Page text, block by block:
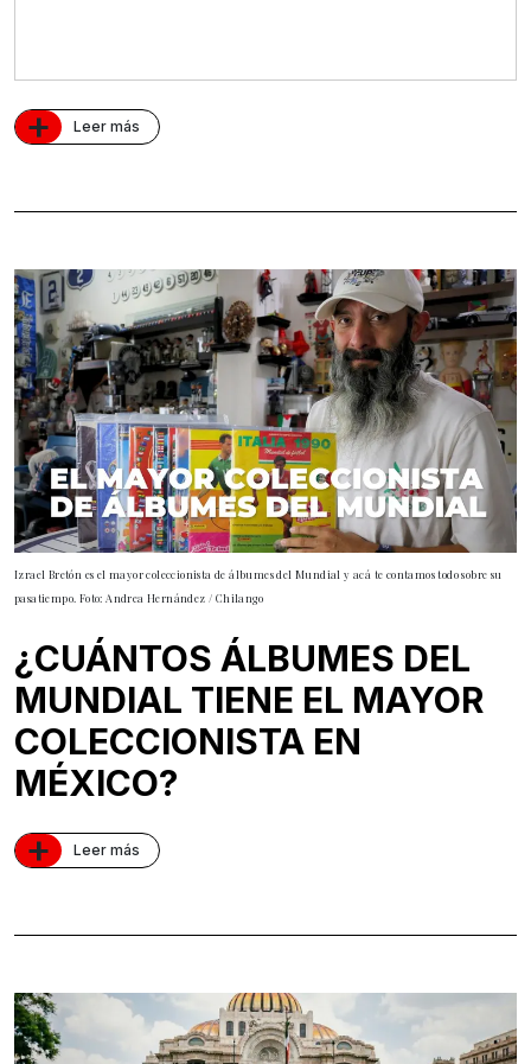
+ Leer más
Izrael Bretón es el mayor coleccionista de álbumes del Mundial y acá te contamos todo sobre su
pasatiempo. Foto: Andrea Hernández / Chilango
¿CUÁNTOS ÁLBUMES DEL
MUNDIAL TIENE EL MAYOR
COLECCIONISTA EN
MÉXICO?
+ Leer más